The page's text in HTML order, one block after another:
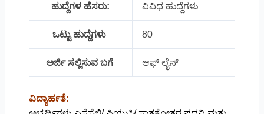
ಹುದ್ದೆಗಳ ಹೆಸರು: ವಿವಿಧ ಹುದ್ದೆಗಳು
ಒಟ್ಟು ಹುದ್ದೆಗಳು 80
ಅರ್ಜಿ ಸಲ್ಲಿಸುವ ಬಗೆ ಆಫ್ ಲೈನ್
ವಿದ್ಯಾರ್ಹತೆ: